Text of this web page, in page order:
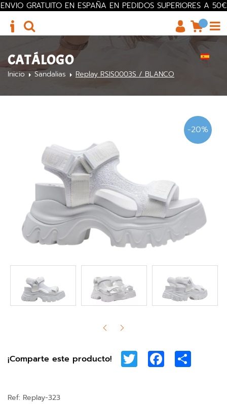
ENVIO GRATUITO EN ESPAÑA EN PEDIDOS SUPERIORES A 50€
CATÁLOGO
Inicio Sandalias Replay RSIS0003S / BLANCO
-20%
¡Comparte este producto! Twitter Facebook
Ref: Replay-323